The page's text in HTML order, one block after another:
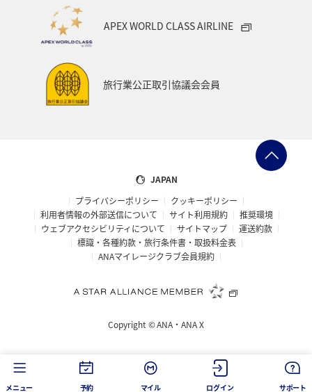
APEX WORLD CLASS AIRLINE
旅行業公正取引協議会会員
JAPAN
プライバシーポリシー
クッキーポリシー
利用者情報の外部送信について
サイト利用規約
推奨環境
ウェブアクセシビリティについて
サイトマップ
運送約款
標識・各種約款・旅行条件書・取扱料金表
ANAマイレージクラブ会員規約
Copyright ©ANA・ANA X
メニュー 予約 マイル ログイン サポート